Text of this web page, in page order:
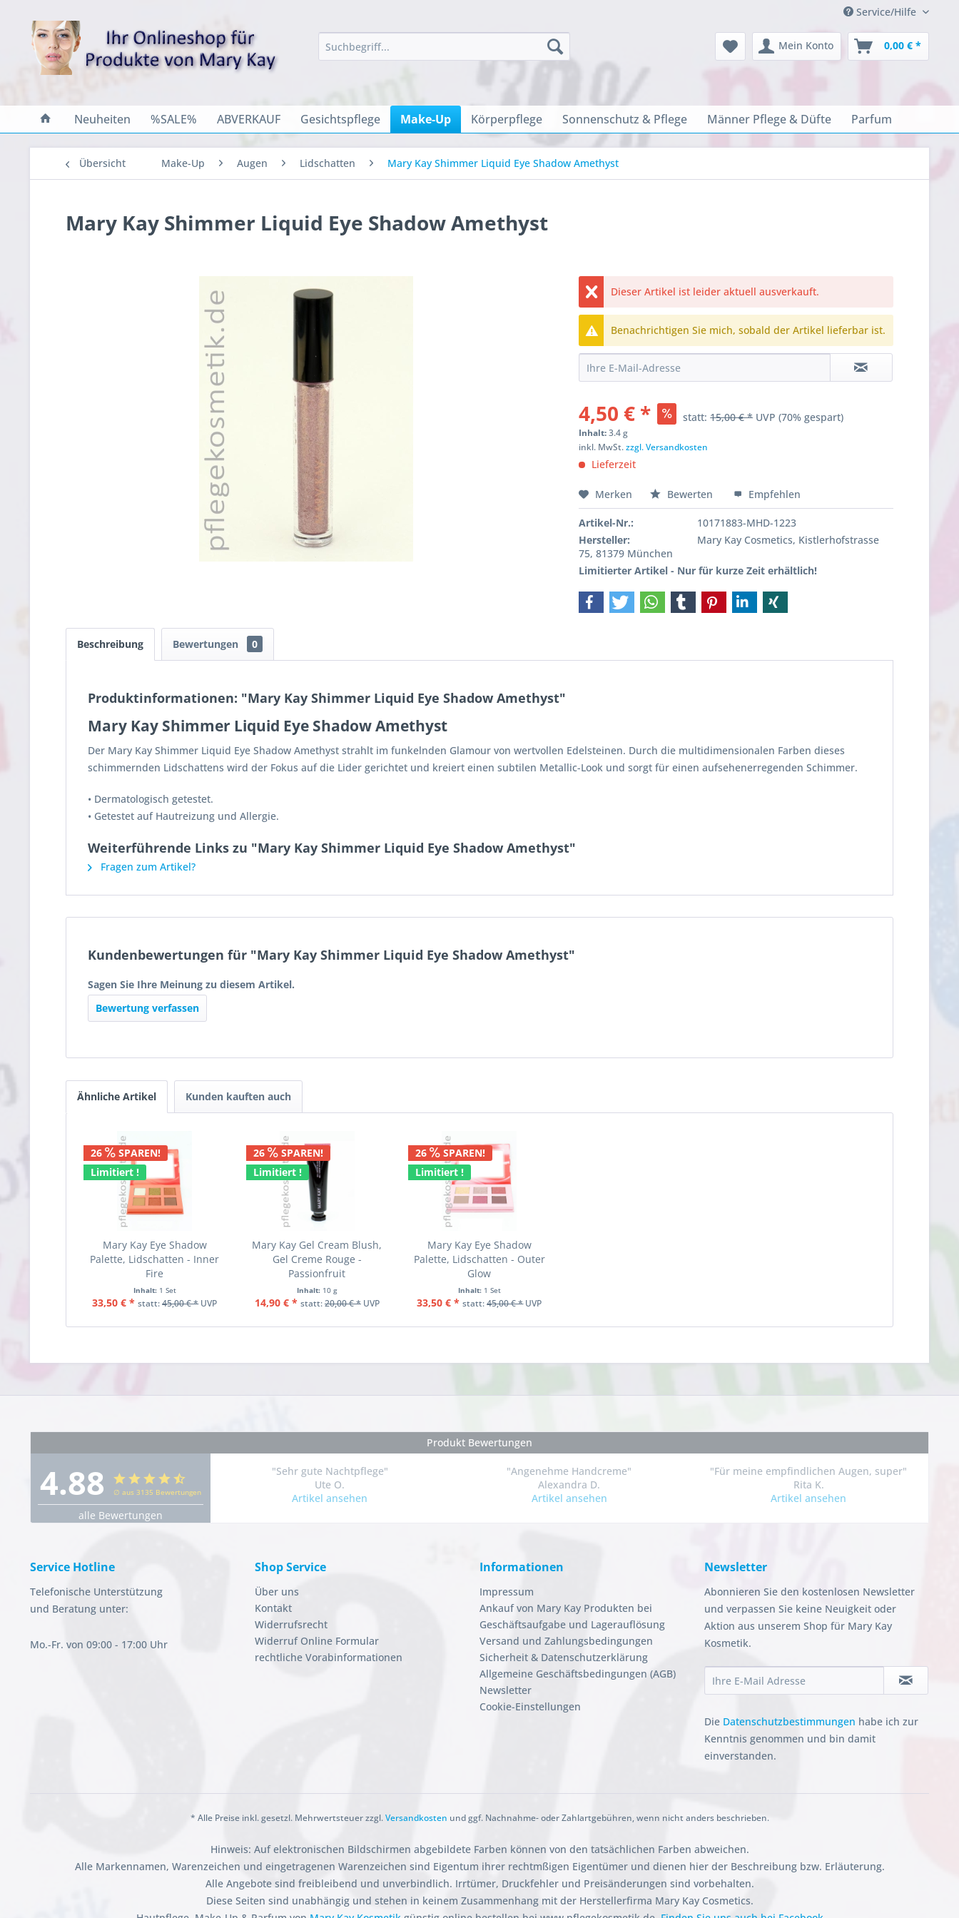
Service/Hilfe
Mein Konto 0,00 € *
Neuheiten %SALE% ABVERKAUF Gesichtspflege Make-Up Körperpflege Sonnenschutz & Pflege Männer Pflege & Düfte Parfum
Übersicht Make-Up Augen Lidschatten Mary Kay Shimmer Liquid Eye Shadow Amethyst
Mary Kay Shimmer Liquid Eye Shadow Amethyst
Dieser Artikel ist leider aktuell ausverkauft.
Benachrichtigen Sie mich, sobald der Artikel lieferbar ist.
4,50 € * statt:15,00 € *UVP(70% gespart)
Inhalt:3.4 g
inkl. MwSt.zzgl. Versandkosten
Lieferzeit
Merken Bewerten Empfehlen
Artikel-Nr.:
10171883-MHD-1223
Hersteller:
Mary Kay Cosmetics, Kistlerhofstrasse
75, 81379 München
Limitierter Artikel - Nur für kurze Zeit erhältlich!
Beschreibung Bewertungen 0
Produktinformationen: "Mary Kay Shimmer Liquid Eye Shadow Amethyst"
Mary Kay Shimmer Liquid Eye Shadow Amethyst
Der Mary Kay Shimmer Liquid Eye Shadow Amethyst strahlt im funkelnden Glamour von wertvollen Edelsteinen. Durch die multidimensionalen Farben dieses
schimmernden Lidschattens wird der Fokus auf die Lider gerichtet und kreiert einen subtilen Metallic-Look und sorgt für einen aufsehenerregenden Schimmer.
• Dermatologisch getestet.
• Getestet auf Hautreizung und Allergie.
Weiterführende Links zu "Mary Kay Shimmer Liquid Eye Shadow Amethyst"
Fragen zum Artikel?
Kundenbewertungen für "Mary Kay Shimmer Liquid Eye Shadow Amethyst"
Sagen Sie Ihre Meinung zu diesem Artikel.
Bewertung verfassen
Ähnliche Artikel Kunden kauften auch
26
SPAREN!
Limitiert !
Mary Kay Eye Shadow
Palette, Lidschatten - Inner
Fire
Inhalt: 1 Set
33,50 € * statt:45,00 € *UVP
26
SPAREN!
Limitiert !
Mary Kay Gel Cream Blush,
Gel Creme Rouge -
Passionfruit
Inhalt: 10 g
14,90 € * statt:20,00 € *UVP
26
SPAREN!
Limitiert !
Mary Kay Eye Shadow
Palette, Lidschatten - Outer
Glow
Inhalt: 1 Set
33,50 € * statt:45,00 € *UVP
Produkt Bewertungen
4.88 ∅ aus 3135 Bewertungen
alle Bewertungen
"Sehr gute Nachtpflege"
Ute O.
Artikel ansehen
"Angenehme Handcreme"
Alexandra D.
Artikel ansehen
"Für meine empfindlichen Augen, super"
Rita K.
Artikel ansehen
Service Hotline
Telefonische Unterstützung
und Beratung unter:
Mo.-Fr. von 09:00 - 17:00 Uhr
Shop Service
Über uns
Kontakt
Widerrufsrecht
Widerruf Online Formular
rechtliche Vorabinformationen
Informationen
Impressum
Ankauf von Mary Kay Produkten bei
Geschäftsaufgabe und Lagerauflösung
Versand und Zahlungsbedingungen
Sicherheit & Datenschutzerklärung
Allgemeine Geschäftsbedingungen (AGB)
Newsletter
Cookie-Einstellungen
Newsletter
Abonnieren Sie den kostenlosen Newsletter
und verpassen Sie keine Neuigkeit oder
Aktion aus unserem Shop für Mary Kay
Kosmetik.
Die Datenschutzbestimmungen habe ich zur
Kenntnis genommen und bin damit
einverstanden.
* Alle Preise inkl. gesetzl. Mehrwertsteuer zzgl.Versandkosten und ggf. Nachnahme- oder Zahlartgebühren, wenn nicht anders beschrieben.
Hinweis: Auf elektronischen Bildschirmen abgebildete Farben können von den tatsächlichen Farben abweichen.
Alle Markennamen, Warenzeichen und eingetragenen Warenzeichen sind Eigentum ihrer rechtmßigen Eigentümer und dienen hier der Beschreibung bzw. Erläuterung.
Alle Angebote sind freibleibend und unverbindlich. Irrtümer, Druckfehler und Preisänderungen sind vorbehalten.
Diese Seiten sind unabhängig und stehen in keinem Zusammenhang mit der Herstellerfirma Mary Kay Cosmetics.